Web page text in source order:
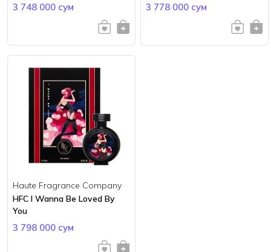
3 748 000 сум 3 778 000 сум
Haute Fragrance Company
HFC I Wanna Be Loved By
You
3 798 000 сум